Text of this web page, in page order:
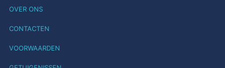
OVER ONS
CONTACTEN
VOORWAARDEN